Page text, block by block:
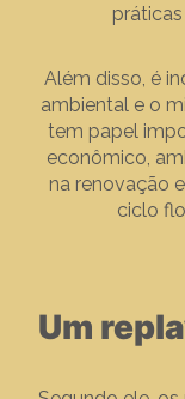
Além disso, é
ambiental e o
tem papel
econômico,
na renovação
ciclo
Um